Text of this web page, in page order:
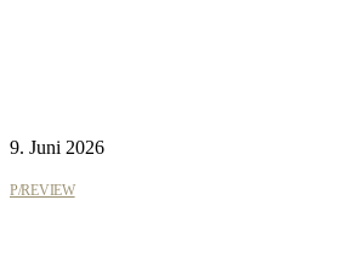
9. Juni 2026
P/REVIEW